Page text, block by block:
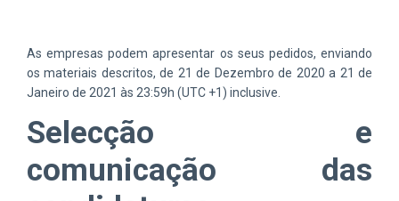
As empresas podem apresentar os seus pedidos, enviando
os materiais descritos, de 21 de Dezembro de 2020 a 21 de
Janeiro de 2021 às 23:59h (UTC +1) inclusive.
Selecção e
comunicação das